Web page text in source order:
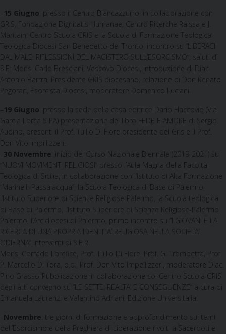
15 Giugno : presso il Centro Biancazzurro, in collaborazione con
GRIS, Fondazione Dignitatis Humanae, Centro Ricerche Raissa e J.
Maritain, Centro Scuola GRIS e la Scuola di Formazione Teologica
Teologica Diocesi San Benedetto del Tronto, incontro su “LIBERACI
DAL MALE: RIFLESSIONI DEL MAGISTERO SULL’ESORCISMO”; saluti di
S.E: Mons. Carlo Bresciani, Vescovo Diocesi, introduzione di Diac.
Antonio Barrra, Presidente GRIS diocesano, relazione di Don Renato
Pegorari, Esorcista Diocesi, moderatore Domenico Luciani.
19 Giugno : presso la sede della casa editrice Dario Flaccovio (Via
Garcia Lorca 5 PA) presentazione del libro FEDE E AMORE di Sergio
Audino, presenti il Prof. Tullio Di Fiore presidente del Gris e il Prof.
Don Vito Impillizzeri.
30 Novembre : inizio del Corso Nazionale Biennale (2019-2021) su
“NUOVI MOVIMENTI RELIGIOSI” presso l’Aula Magna della Facoltà
Teologica di Sicilia, in collaborazione con l’Istituto di Alta Formazione
“Marinelli-Passalacqua”, la Scuola Teologica di Base di Palermo,
l’Istituto Superiore di Scienze Religiose-Palermo, la Scuola teologica
di Base di Palermo, l’Istituto Superiore di Scienze Religiose-Palermo
Palermo, l’Arcidiocesi di Palermo, primo incontro su “I GIOVANI E LA
RICERCA DI UNA PROPRIA IDENTITA’ RELIGIOSA NELLA SOCIETA’
ODIERNA” interventi di S.E.R.
Mons. Corrado Lorefice, Prof. Tullio Di Fiore, Prof. G. Trombetta, Prof.
P. Marcello Di Tora, o.p., Prof. Don Vito Impellizzeri, moderatore Diac.
Pino Grasso-Pubblicazione in collaborazione col Centro Scuola GRIS
degli atti convegno su “LE SETTE: REALTA’ E CONSEGUENZE” a cura di
Emanuela Laurenzi e Valentino Adriani, Edizione UniversItalia.
Novembre : tre giorni di formazione e approfondimento sui temi
dell’Esorcismo e della Preghiera di Liberazione rivolti a Sacerdoti e